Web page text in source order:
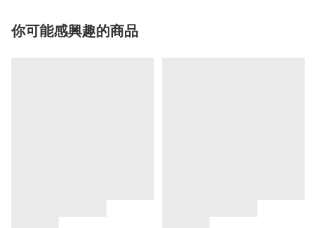
你可能感興趣的商品